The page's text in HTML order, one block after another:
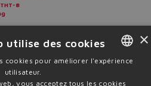
8
×
utilise des cookies
cookies pour améliorer l'expérience
utilisateur.
vous acceptez tous les cookies